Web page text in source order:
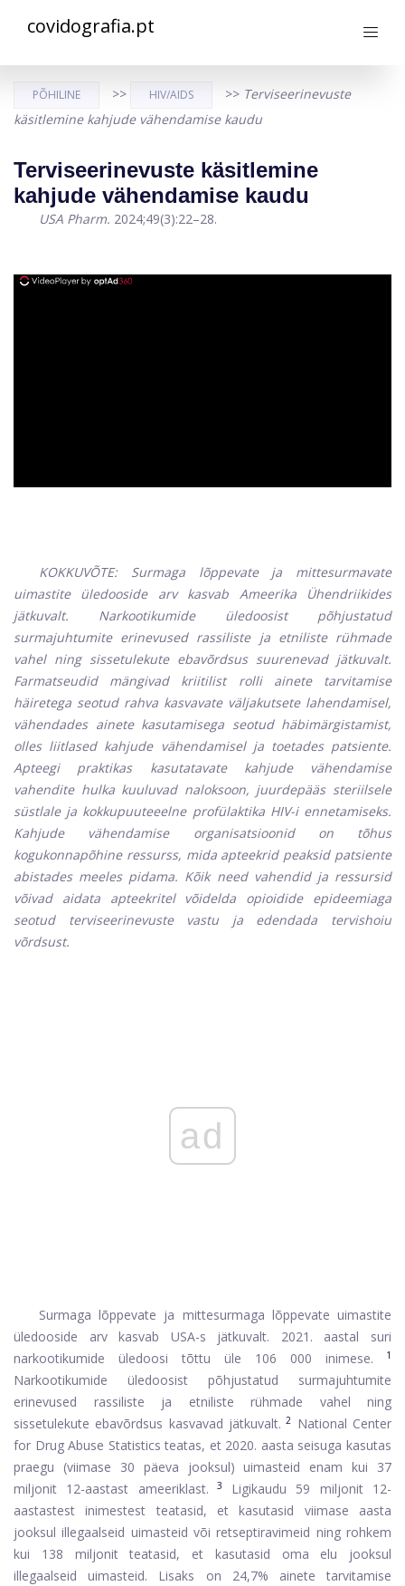
covidografia.pt
PÕHILINE >> HIV/AIDS >> Terviseerinevuste
käsitlemine kahjude vähendamise kaudu
Terviseerinevuste käsitlemine
kahjude vähendamise kaudu
USA Pharm. 2024;49(3):22–28.
KOKKUVÕTE: Surmaga lõppevate ja mittesurmavate
uimastite üledooside arv kasvab Ameerika Ühendriikides
jätkuvalt. Narkootikumide üledoosist põhjustatud
surmajuhtumite erinevused rassiliste ja etniliste rühmade
vahel ning sissetulekute ebavõrdsus suurenevad jätkuvalt.
Farmatseudid mängivad kriitilist rolli ainete tarvitamise
häiretega seotud rahva kasvavate väljakutsete lahendamisel,
vähendades ainete kasutamisega seotud häbimärgistamist,
olles liitlased kahjude vähendamisel ja toetades patsiente.
Apteegi praktikas kasutatavate kahjude vähendamise
vahendite hulka kuuluvad naloksoon, juurdepääs steriilsele
süstlale ja kokkupuuteeelne profülaktika HIV-i ennetamiseks.
Kahjude vähendamise organisatsioonid on tõhus
kogukonnapõhine ressurss, mida apteekrid peaksid patsiente
abistades meeles pidama. Kõik need vahendid ja ressursid
võivad aidata apteekritel võidelda opioidide epideemiaga
seotud terviseerinevuste vastu ja edendada tervishoiu
võrdsust.
ad
Surmaga lõppevate ja mittesurmaga lõppevate uimastite
üledooside arv kasvab USA-s jätkuvalt. 2021. aastal suri
narkootikumide üledoosi tõttu üle 106 000 inimese. 1
Narkootikumide üledoosist põhjustatud surmajuhtumite
erinevused rassiliste ja etniliste rühmade vahel ning
sissetulekute ebavõrdsus kasvavad jätkuvalt. 2 National Center
for Drug Abuse Statistics teatas, et 2020. aasta seisuga kasutas
praegu (viimase 30 päeva jooksul) uimasteid enam kui 37
miljonit 12-aastast ameeriklast. 3
Ligikaudu 59 miljonit 12-
aastastest inimestest teatasid, et kasutasid viimase aasta
jooksul illegaalseid uimasteid või retseptiravimeid ning rohkem
kui 138 miljonit teatasid, et kasutasid oma elu jooksul
illegaalseid uimasteid. Lisaks on 24,7% ainete tarvitamise